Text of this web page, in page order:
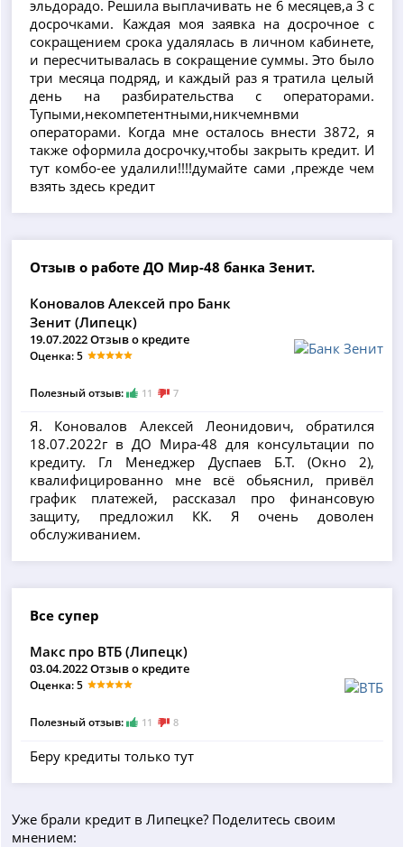
эльдорадо. Решила выплачивать не 6 месяцев,а 3 с
досрочками. Каждая моя заявка на досрочное с
сокращением срока удалялась в личном кабинете,
и пересчитывалась в сокращение суммы. Это было
три месяца подряд, и каждый раз я тратила целый
день на разбирательства с операторами.
Тупыми,некомпетентными,никчемнвми
операторами. Когда мне осталось внести 3872, я
также оформила досрочку,чтобы закрыть кредит. И
тут комбо-ее удалили!!!!думайте сами ,прежде чем
взять здесь кредит
Отзыв о работе ДО Мир-48 банка Зенит.
Коновалов Алексей про Банк
Зенит (Липецк)
19.07.2022 Отзыв о кредите
Оценка: 5
Полезный отзыв: 11 7
Я. Коновалов Алексей Леонидович, обратился
18.07.2022г в ДО Мира-48 для консультации по
кредиту. Гл Менеджер Дуспаев Б.Т. (Окно 2),
квалифицированно мне всё обьяснил, привёл
график платежей, рассказал про финансовую
защиту, предложил КК. Я очень доволен
обслуживанием.
Все супер
Макс про ВТБ (Липецк)
03.04.2022 Отзыв о кредите
Оценка: 5
Полезный отзыв: 11 8
Беру кредиты только тут
Уже брали кредит в Липецке? Поделитесь своим
мнением: